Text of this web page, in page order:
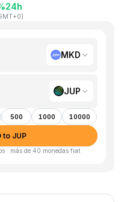
24h
)
MKD
JUP
500 1000 10000
to JUP
· más de 40 monedas fiat